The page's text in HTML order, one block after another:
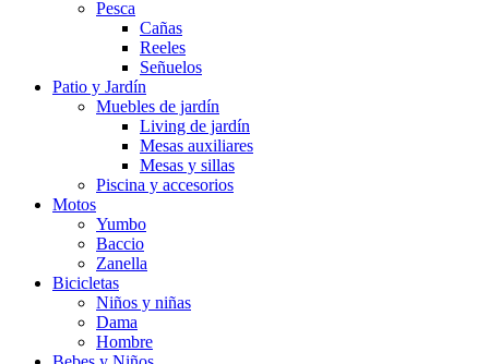
Pesca
Cañas
Reeles
Señuelos
Patio y Jardín
Muebles de jardín
Living de jardín
Mesas auxiliares
Mesas y sillas
Piscina y accesorios
Motos
Yumbo
Baccio
Zanella
Bicicletas
Niños y niñas
Dama
Hombre